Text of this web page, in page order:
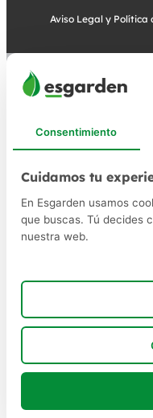
Aviso Legal y Política
Consentimiento
Cuidamos tu
En Esgarden usamos
que buscas. Tú decides
nuestra web.